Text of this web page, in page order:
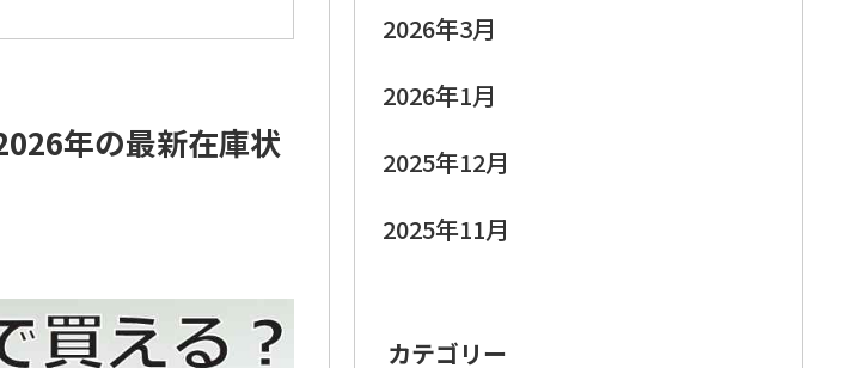
年の最新在庫状
2026年3月
2026年1月
2025年12月
2025年11月
カテゴリー